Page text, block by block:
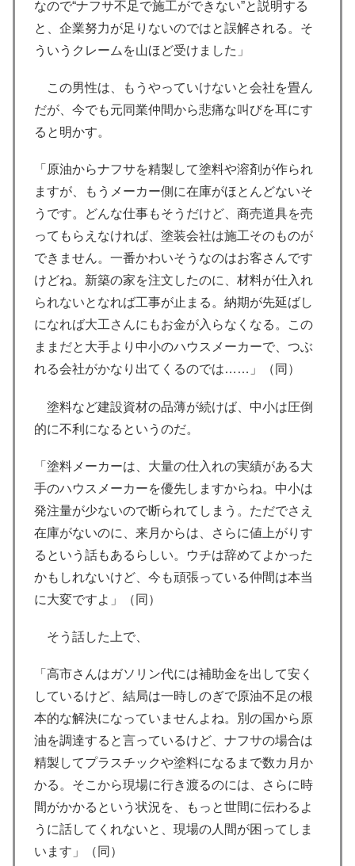
なので“ナフサ不足で施工ができない”と説明する
と、企業努力が足りないのではと誤解される。そ
ういうクレームを山ほど受けました」
この男性は、もうやっていけないと会社を畳ん
だが、今でも元同業仲間から悲痛な叫びを耳にす
ると明かす。
「原油からナフサを精製して塗料や溶剤が作られ
ますが、もうメーカー側に在庫がほとんどないそ
うです。どんな仕事もそうだけど、商売道具を売
ってもらえなければ、塗装会社は施工そのものが
できません。一番かわいそうなのはお客さんです
けどね。新築の家を注文したのに、材料が仕入れ
られないとなれば工事が止まる。納期が先延ばし
になれば大工さんにもお金が入らなくなる。この
ままだと大手より中小のハウスメーカーで、つぶ
れる会社がかなり出てくるのでは……」（同）
塗料など建設資材の品薄が続けば、中小は圧倒
的に不利になるというのだ。
「塗料メーカーは、大量の仕入れの実績がある大
手のハウスメーカーを優先しますからね。中小は
発注量が少ないので断られてしまう。ただでさえ
在庫がないのに、来月からは、さらに値上がりす
るという話もあるらしい。ウチは辞めてよかった
かもしれないけど、今も頑張っている仲間は本当
に大変ですよ」（同）
そう話した上で、
「高市さんはガソリン代には補助金を出して安く
しているけど、結局は一時しのぎで原油不足の根
本的な解決になっていませんよね。別の国から原
油を調達すると言っているけど、ナフサの場合は
精製してプラスチックや塗料になるまで数カ月か
かる。そこから現場に行き渡るのには、さらに時
間がかかるという状況を、もっと世間に伝わるよ
うに話してくれないと、現場の人間が困ってしま
います」（同）